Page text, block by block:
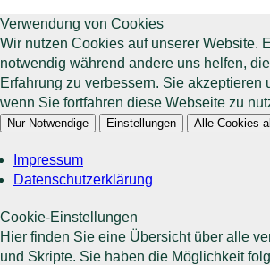
Verwendung von Cookies
Wir nutzen Cookies auf unserer Website.
notwendig während andere uns helfen,
Erfahrung zu verbessern. Sie akzeptieren
wenn Sie fortfahren diese Webseite zu
Nur Notwendige Einstellungen Alle Cookies
Impressum
Datenschutzerklärung
Cookie-Einstellungen
Hier finden Sie eine Übersicht über alle
und Skripte. Sie haben die Möglichkeit